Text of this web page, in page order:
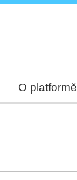
O platformě